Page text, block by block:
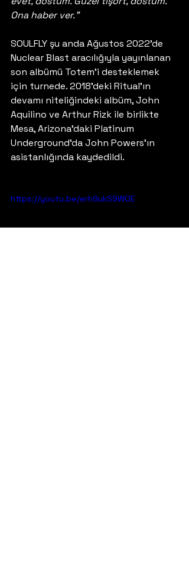
Ona haber ver."
SOULFLY şu anda Ağustos 2022'de
Nuclear Blast aracılığıyla yayınlanan
son albümü Totem'i desteklemek
için turnede. 2018'deki Ritual'ın
devamı niteliğindeki albüm, John
Aquilino ve Arthur Rizk ile birlikte
Mesa, Arizona'daki Platinum
Underground'da John Powers'ın
asistanlığında kaydedildi.
https://youtu.be/erh9ukS9WOE